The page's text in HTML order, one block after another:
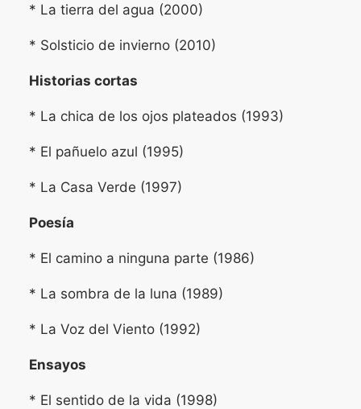
* La tierra del agua (2000)
* Solsticio de invierno (2010)
Historias cortas
* La chica de los ojos plateados (1993)
* El pañuelo azul (1995)
* La Casa Verde (1997)
Poesía
* El camino a ninguna parte (1986)
* La sombra de la luna (1989)
* La Voz del Viento (1992)
Ensayos
* El sentido de la vida (1998)